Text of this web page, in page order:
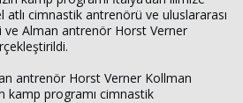
cimnastik antrenörü ve uluslararası
ve Alman antrenör Horst Verner
antrenör Horst Verner Kollman
kamp programı cimnastik